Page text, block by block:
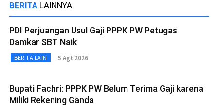
BERITA LAINNYA
PDI Perjuangan Usul Gaji PPPK PW Petugas
Damkar SBT Naik
BERITA LAIN 5 Agt 2026
Bupati Fachri: PPPK PW Belum Terima Gaji karena
Miliki Rekening Ganda